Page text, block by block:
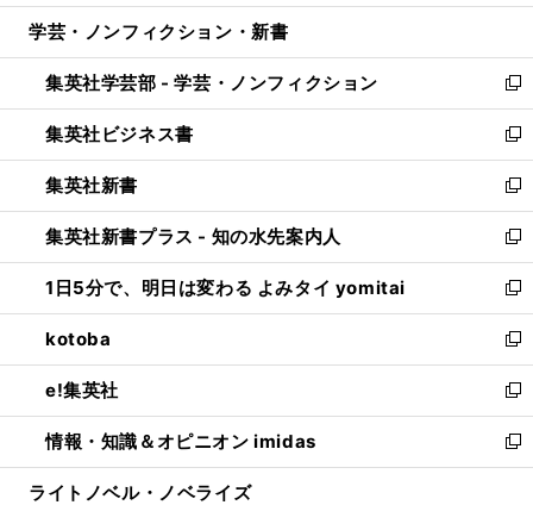
開
ウ
開
く
ン
ウ
で
開
く
ウ
ン
ド
ウ
で
開
く
し
ウ
ィ
ン
ド
ウ
で
開
く
学芸・ノンフィクション・新書
集英社学芸部 - 学芸・ノンフィクション
新
し
い
ウ
ィ
ン
ド
ウ
で
開
く
集英社ビジネス書
新
し
い
ウ
ィ
ン
ド
ウ
で
開
く
集英社新書
新
し
い
ウ
ィ
ン
ド
ウ
で
開
く
集英社新書プラス - 知の水先案内人
新
し
い
ウ
ィ
ン
ド
ウ
で
開
1日5分で、明日は変わる よみタイ yomitai
新
し
い
ウ
ィ
ン
ド
ウ
kotoba
新
し
い
ウ
ィ
ン
e!集英社
新
し
い
ウ
情報・知識＆オピニオン imidas
新
し
ライトノベル・ノベライズ